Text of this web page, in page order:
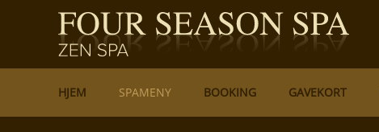
HJEM SPAMENY BOOKING GAVEKORT